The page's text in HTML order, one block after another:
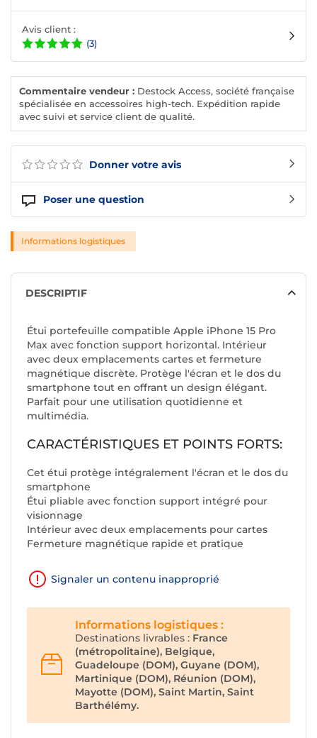
Donner votre avis
Poser une question
Avis client :
(3)
Commentaire vendeur : Destock Access, société française
spécialisée en accessoires high-tech. Expédition rapide
avec suivi et service client de qualité.
Informations logistiques
DESCRIPTIF
Étui portefeuille compatible Apple iPhone 15 Pro
Max avec fonction support horizontal. Intérieur
avec deux emplacements cartes et fermeture
magnétique discrète. Protège l'écran et le dos du
smartphone tout en offrant un design élégant.
Parfait pour une utilisation quotidienne et
multimédia.
CARACTÉRISTIQUES ET POINTS FORTS:
Cet étui protège intégralement l'écran et le dos du
smartphone
Étui pliable avec fonction support intégré pour
visionnage
Intérieur avec deux emplacements pour cartes
Fermeture magnétique rapide et pratique
Signaler un contenu inapproprié
Informations logistiques :
Destinations livrables : France
(métropolitaine), Belgique,
Guadeloupe (DOM), Guyane (DOM),
Martinique (DOM), Réunion (DOM),
Mayotte (DOM), Saint Martin, Saint
Barthélémy.